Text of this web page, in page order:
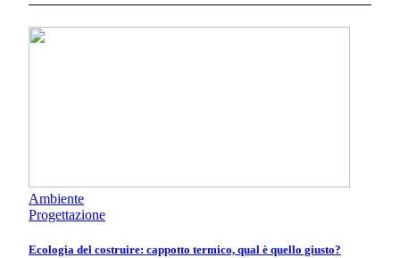
Ambiente
Progettazione
Ecologia del costruire: cappotto termico, qual è quello giusto?